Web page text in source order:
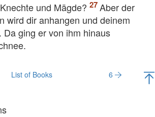
und Mägde?
Aber der
wird dir anhangen und deinem
Da ging er von ihm hinaus
List of Books 6